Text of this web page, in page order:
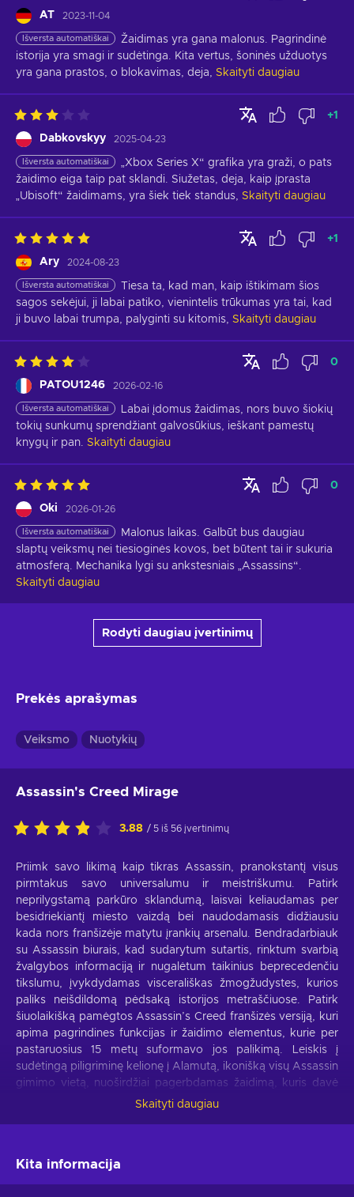
AT 2023-11-04
Išversta automatiškai
Žaidimas yra gana malonus. Pagrindinė
istorija yra smagi ir sudėtinga. Kita vertus, šoninės užduotys
yra gana prastos, o blokavimas, deja, Skaityti daugiau
Dabkovskyy 2025-04-23
+1
Išversta automatiškai
„Xbox Series X“ grafika yra graži, o pats
žaidimo eiga taip pat sklandi. Siužetas, deja, kaip įprasta
„Ubisoft“ žaidimams, yra šiek tiek standus, Skaityti daugiau
Ary 2024-08-23
+1
Išversta automatiškai
Tiesa ta, kad man, kaip ištikimam šios
sagos sekėjui, ji labai patiko, vienintelis trūkumas yra tai, kad
ji buvo labai trumpa, palyginti su kitomis, Skaityti daugiau
PATOU1246 2026-02-16
0
Išversta automatiškai
Labai įdomus žaidimas, nors buvo šiokių
tokių sunkumų sprendžiant galvosūkius, ieškant pamestų
knygų ir pan. Skaityti daugiau
Oki 2026-01-26
0
Išversta automatiškai
Malonus laikas. Galbūt bus daugiau
slaptų veiksmų nei tiesioginės kovos, bet būtent tai ir sukuria
atmosferą. Mechanika lygi su ankstesniais „Assassins“.
Skaityti daugiau
Rodyti daugiau įvertinimų
Prekės aprašymas
Veiksmo Nuotykių
Assassin's Creed Mirage
3.88 / 5 iš 56 įvertinimų
Priimk savo likimą kaip tikras Assassin, pranokstantį visus
pirmtakus savo universalumu ir meistriškumu. Patirk
neprilygstamą parkūro sklandumą, laisvai keliaudamas per
besidriekiantį miesto vaizdą bei naudodamasis didžiausiu
kada nors franšizėje matytu įrankių arsenalu. Bendradarbiauk
su Assassin biurais, kad sudarytum sutartis, rinktum svarbią
žvalgybos informaciją ir nugalėtum taikinius beprecedenčiu
tikslumu, įvykdydamas viscerališkas žmogžudystes, kurios
paliks neišdildomą pėdsaką istorijos metraščiuose. Patirk
šiuolaikišką pamėgtos Assassin’s Creed franšizės versiją, kuri
apima pagrindines funkcijas ir žaidimo elementus, kurie per
pastaruosius 15 metų suformavo jos palikimą. Leiskis į
sudėtingą piligriminę kelionę į Alamutą, ikonišką visų Assassin
gimimo vietą, nuoširdžiai pagerbdamas žaidimą, kuris davė
pradžią šiai legendinei franšizei. Įsigyk Assassin’s Creed
Assassin’s Creed Mirage ypatybės
Skaityti daugiau
Kita informacija